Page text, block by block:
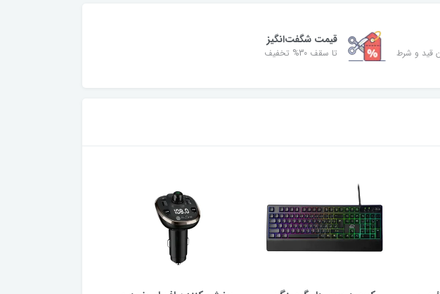
قید و شرط
قیمت شگفت‌انگیز
تا سقف 30% تخفیف